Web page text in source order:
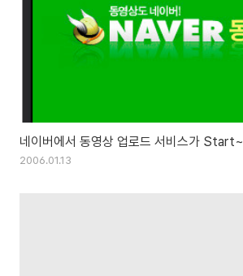
네이버에서 동영상 업로드 서비스가 Start~
2006.01.13